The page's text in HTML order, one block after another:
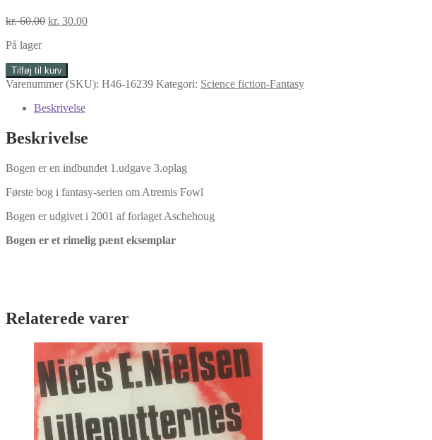
kr.60.00 Den
kr. 60.00.
kr. 30.00Den
På lager
Artemis
Fowl
Eoin
antal
Tilføj til kurv
Varenummer (SKU): H46-16239 Kategori: Science fiction-Fantasy
Beskrivelse
Beskrivelse
Bogen er en indbundet 1.udgave 3.oplag
Første bog i fantasy-serien om Atremis Fowl
Bogen er udgivet i 2001 af forlaget Aschehoug
Bogen er et rimelig pænt eksemplar
Relaterede varer